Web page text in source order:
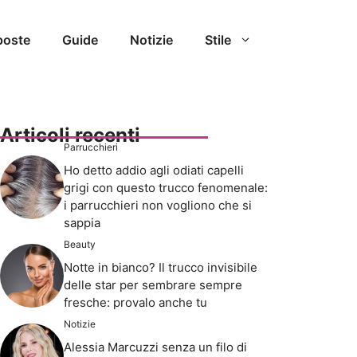
Guide Notizie Stile
Articoli recenti
Parrucchieri
Ho detto addio agli odiati capelli
grigi con questo trucco fenomenale:
i parrucchieri non vogliono che si
sappia
Beauty
Notte in bianco? Il trucco invisibile
delle star per sembrare sempre
fresche: provalo anche tu
Notizie
Alessia Marcuzzi senza un filo di